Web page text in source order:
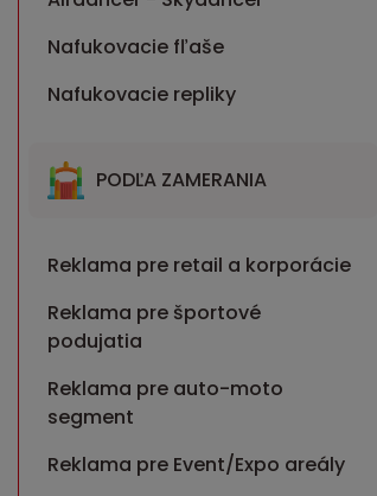
Nafukovacie fľaše
Nafukovacie repliky
PODĽA ZAMERANIA
Reklama pre retail a korporácie
Reklama pre športové
podujatia
Reklama pre auto-moto
segment
Reklama pre Event/Expo areály